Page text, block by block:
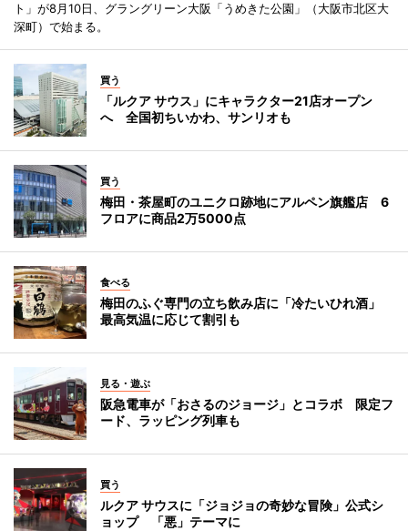
ト」が8月10日、グラングリーン大阪「うめきた公園」（大阪市北区大
深町）で始まる。
買う
「ルクア サウス」にキャラクター21店オープン
へ 全国初ちいかわ、サンリオも
買う
梅田・茶屋町のユニクロ跡地にアルペン旗艦店 6
フロアに商品2万5000点
食べる
梅田のふぐ専門の立ち飲み店に「冷たいひれ酒」
最高気温に応じて割引も
見る・遊ぶ
阪急電車が「おさるのジョージ」とコラボ 限定フ
ード、ラッピング列車も
買う
ルクア サウスに「ジョジョの奇妙な冒険」公式シ
ョップ 「悪」テーマに